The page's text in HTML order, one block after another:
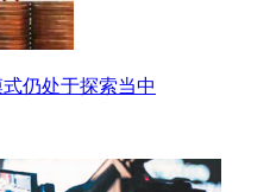
仍处于探索当中